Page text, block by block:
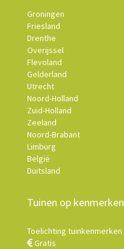
Groningen
Friesland
Drenthe
Overijssel
Flevoland
Gelderland
Utrecht
Noord-Holland
Zuid-Holland
Zeeland
Noord-Brabant
Limburg
België
Duitsland
Tuinen op kenmerken
Toelichting tuinkenmerken
Gratis